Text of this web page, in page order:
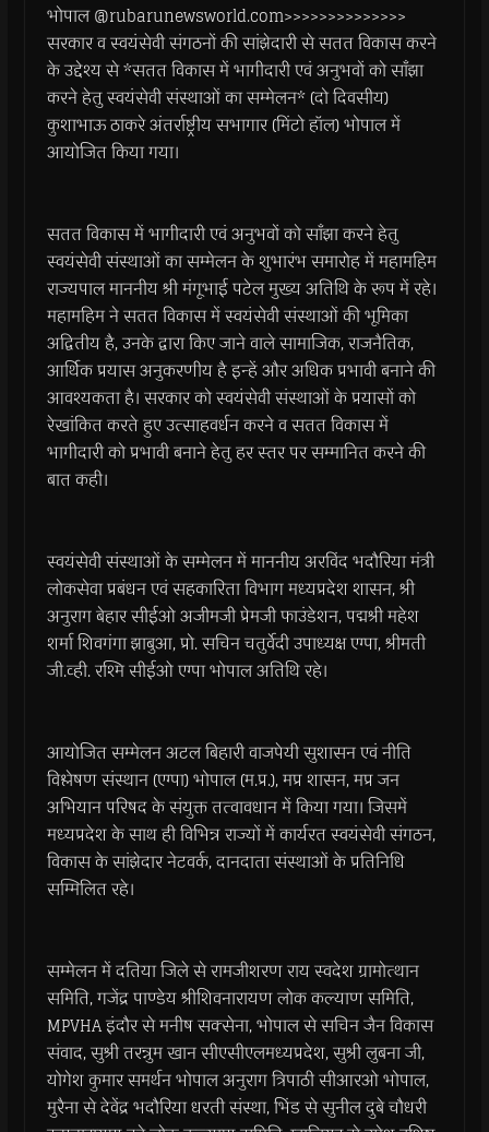
भोपाल @rubarunewsworld.com>>>>>>>>>>>>>>
सरकार व स्वयंसेवी संगठनों की सांझेदारी से सतत विकास करने
के उद्देश्य से *सतत विकास में भागीदारी एवं अनुभवों को साँझा
करने हेतु स्वयंसेवी संस्थाओं का सम्मेलन* (दो दिवसीय)
कुशाभाऊ ठाकरे अंतर्राष्ट्रीय सभागार (मिंटो हॉल) भोपाल में
आयोजित किया गया।
सतत विकास में भागीदारी एवं अनुभवों को साँझा करने हेतु
स्वयंसेवी संस्थाओं का सम्मेलन के शुभारंभ समारोह में महामहिम
राज्यपाल माननीय श्री मंगूभाई पटेल मुख्य अतिथि के रूप में रहे।
महामहिम ने सतत विकास में स्वयंसेवी संस्थाओं की भूमिका
अद्वितीय है, उनके द्वारा किए जाने वाले सामाजिक, राजनैतिक,
आर्थिक प्रयास अनुकरणीय है इन्हें और अधिक प्रभावी बनाने की
आवश्यकता है। सरकार को स्वयंसेवी संस्थाओं के प्रयासों को
रेखांकित करते हुए उत्साहवर्धन करने व सतत विकास में
भागीदारी को प्रभावी बनाने हेतु हर स्तर पर सम्मानित करने की
बात कही।
स्वयंसेवी संस्थाओं के सम्मेलन में माननीय अरविंद भदौरिया मंत्री
लोकसेवा प्रबंधन एवं सहकारिता विभाग मध्यप्रदेश शासन, श्री
अनुराग बेहार सीईओ अजीमजी प्रेमजी फाउंडेशन, पद्मश्री महेश
शर्मा शिवगंगा झाबुआ, प्रो. सचिन चतुर्वेदी उपाध्यक्ष एग्पा, श्रीमती
जी.व्ही. रश्मि सीईओ एग्पा भोपाल अतिथि रहे।
आयोजित सम्मेलन अटल बिहारी वाजपेयी सुशासन एवं नीति
विश्लेषण संस्थान (एग्पा) भोपाल (म.प्र.), मप्र शासन, मप्र जन
अभियान परिषद के संयुक्त तत्वावधान में किया गया। जिसमें
मध्यप्रदेश के साथ ही विभिन्न राज्यों में कार्यरत स्वयंसेवी संगठन,
विकास के सांझेदार नेटवर्क, दानदाता संस्थाओं के प्रतिनिधि
सम्मिलित रहे।
सम्मेलन में दतिया जिले से रामजीशरण राय स्वदेश ग्रामोत्थान
समिति, गजेंद्र पाण्डेय श्रीशिवनारायण लोक कल्याण समिति,
MPVHA इंदौर से मनीष सक्सेना, भोपाल से सचिन जैन विकास
संवाद, सुश्री तरन्नुम खान सीएसीएलमध्यप्रदेश, सुश्री लुबना जी,
योगेश कुमार समर्थन भोपाल अनुराग त्रिपाठी सीआरओ भोपाल,
मुरैना से देवेंद्र भदौरिया धरती संस्था, भिंड से सुनील दुबे चौधरी